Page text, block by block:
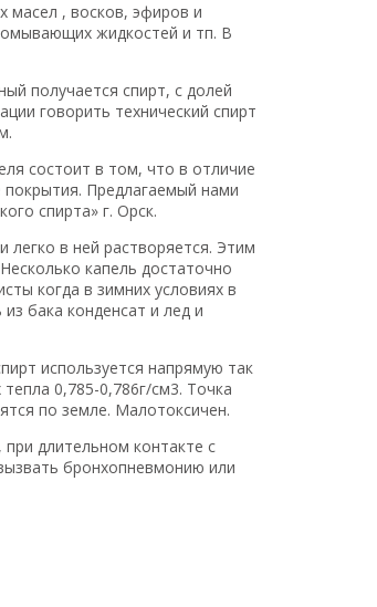
масел , восков, эфиров и
омывающих жидкостей и тп. В
получается спирт, с долей
говорить технический спирт
состоит в том, что в отличие
покрытия. Предлагаемый нами
спирта» г. Орск.
легко в ней растворяется. Этим
капель достаточно
когда в зимних условиях в
бака конденсат и лед и
используется напрямую так
0,785-0,786г/см3. Точка
по земле. Малотоксичен.
длительном контакте с
бронхопневмонию или